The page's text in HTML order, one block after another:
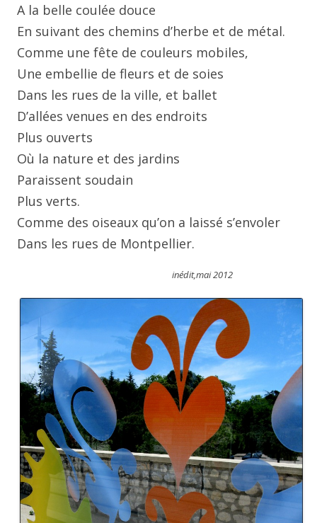
A la belle coulée douce
En suivant des chemins d’herbe et de métal.
Comme une fête de couleurs mobiles,
Une embellie de fleurs et de soies
Dans les rues de la ville, et ballet
D’allées venues en des endroits
Plus ouverts
Où la nature et des jardins
Paraissent soudain
Plus verts.
Comme des oiseaux qu’on a laissé s’envoler
Dans les rues de Montpellier.
inédit,mai 2012